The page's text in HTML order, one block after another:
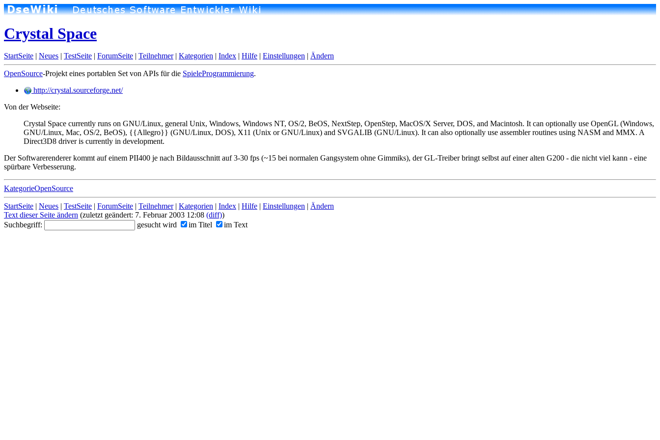
Crystal Space
StartSeite | Neues | TestSeite | ForumSeite | Teilnehmer| Kategorien | Index | Hilfe | Einstellungen | Ändern
OpenSource-Projekt eines portablen Set von APIs für die SpieleProgrammierung.
http://crystal.sourceforge.net/
Von der Webseite:
Crystal Space currently runs on GNU/Linux, general Unix, Windows, Windows NT, OS/2, BeOS, NextStep, OpenStep, MacOS/X Server, DOS, and Macintosh. It can optionally use OpenGL (Windows,
GNU/Linux, Mac, OS/2, BeOS), {{Allegro}} (GNU/Linux, DOS), X11 (Unix or GNU/Linux) and SVGALIB (GNU/Linux). It can also optionally use assembler routines using NASM and MMX. A
Direct3D8 driver is currently in development.
Der Softwarerenderer kommt auf einem PII400 je nach Bildausschnitt auf 3-30 fps (~15 bei normalen Gangsystem ohne Gimmiks), der GL-Treiber bringt selbst auf einer alten G200 - die nicht viel kann - eine
spürbare Verbesserung.
KategorieOpenSource
StartSeite | Neues | TestSeite | ForumSeite | Teilnehmer| Kategorien | Index | Hilfe | Einstellungen | Ändern
Text dieser Seite ändern (zuletzt geändert: 7. Februar 2003 12:08 (diff))
Suchbegriff:
gesucht wird im Titel im Text